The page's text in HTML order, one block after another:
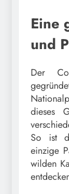
Eine
und
Der
dieses
So ist
einzige
wilden